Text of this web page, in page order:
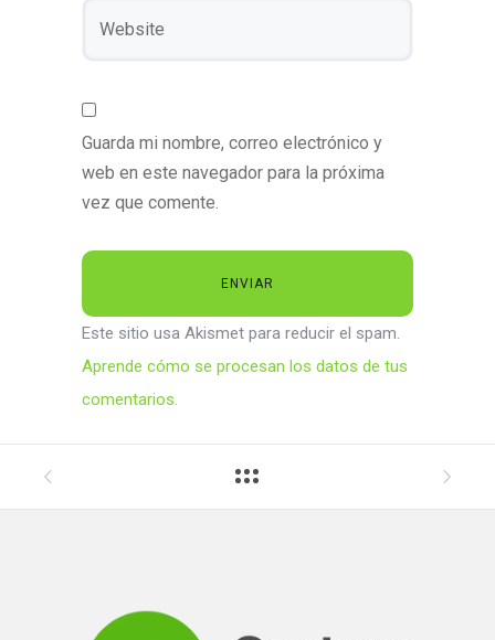
Guarda mi nombre, correo electrónico y
web en este navegador para la próxima
vez que comente.
Este sitio usa Akismet para reducir el spam.
Aprende cómo se procesan los datos de tus
comentarios.